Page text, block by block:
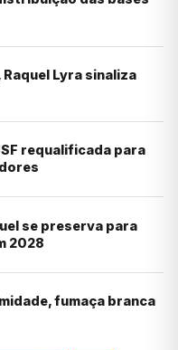
Raquel Lyra sinaliza
requalificada para
se preserva para
2028
fumaça branca